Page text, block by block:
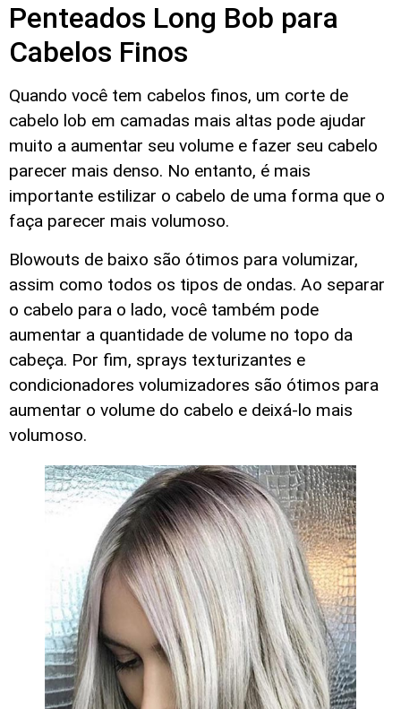
Penteados Long Bob para
Cabelos Finos
Quando você tem cabelos finos, um corte de
cabelo lob em camadas mais altas pode ajudar
muito a aumentar seu volume e fazer seu cabelo
parecer mais denso. No entanto, é mais
importante estilizar o cabelo de uma forma que o
faça parecer mais volumoso.
Blowouts de baixo são ótimos para volumizar,
assim como todos os tipos de ondas. Ao separar
o cabelo para o lado, você também pode
aumentar a quantidade de volume no topo da
cabeça. Por fim, sprays texturizantes e
condicionadores volumizadores são ótimos para
aumentar o volume do cabelo e deixá-lo mais
volumoso.